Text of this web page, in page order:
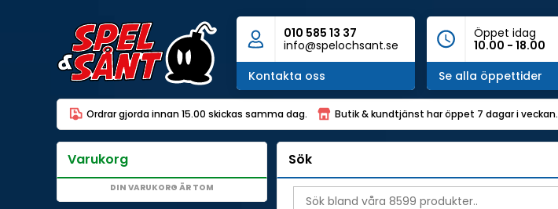
010 585 13 37
info@spelochsant.se
Kontakta oss
Öppet idag
10.00 - 18.00
Se alla öppettider
Ordrar gjorda innan 15.00 skickas samma dag. Butik & kundtjänst har öppet 7 dagar i veckan.
Varukorg
DIN VARUKORG ÄR TOM
Sök